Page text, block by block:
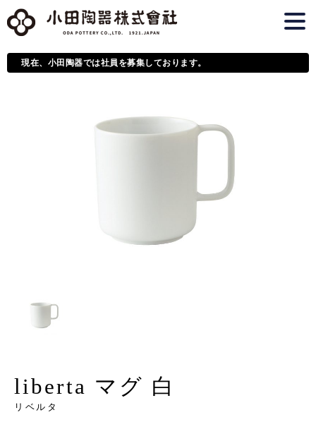
現在、小田陶器では社員を募集しております。
liberta マグ 白
リベルタ